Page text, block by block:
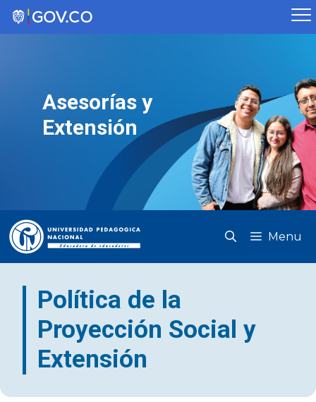
Saltar
contenido
Asesorías y
Extensión
Menu
Política de la
Proyección Social y
Extensión